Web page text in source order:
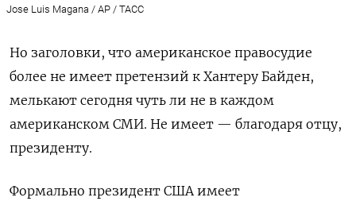
Jose Luis Magana / AP / ТАСС
Но заголовки, что американское правосудие
более не имеет претензий к Хантеру Байден,
мелькают сегодня чуть ли не в каждом
американском СМИ. Не имеет — благодаря отцу,
президенту.
Формально президент США имеет